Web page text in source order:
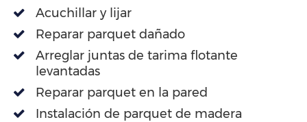
Acuchillar y lijar
Reparar parquet dañado
Arreglar juntas de tarima flotante
levantadas
Reparar parquet en la pared
Instalación de parquet de madera